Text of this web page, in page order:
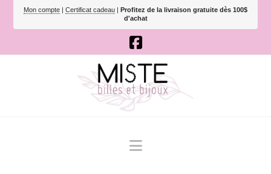
Mon compte | Certificat cadeau | Profitez de la livraison gratuite dès 100$
d'achat
Navigation